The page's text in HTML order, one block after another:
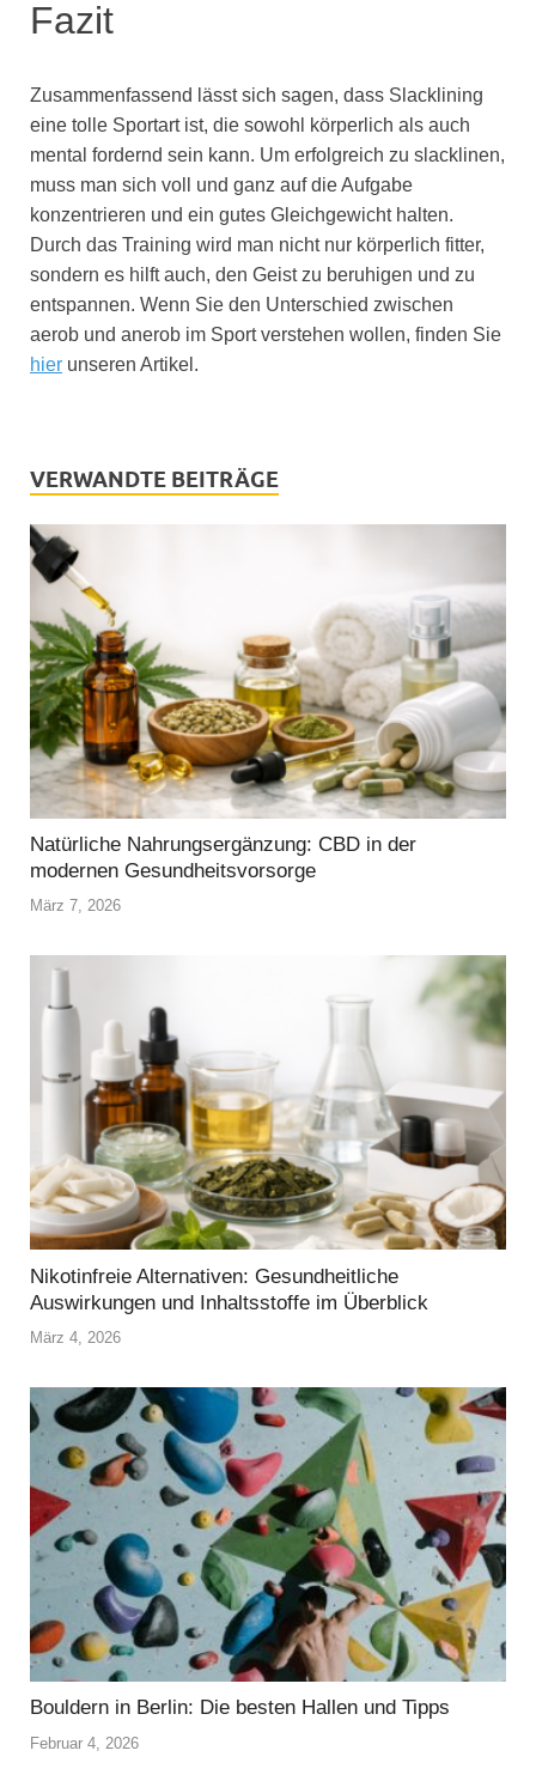
Fazit
Zusammenfassend lässt sich sagen, dass Slacklining
eine tolle Sportart ist, die sowohl körperlich als auch
mental fordernd sein kann. Um erfolgreich zu slacklinen,
muss man sich voll und ganz auf die Aufgabe
konzentrieren und ein gutes Gleichgewicht halten.
Durch das Training wird man nicht nur körperlich fitter,
sondern es hilft auch, den Geist zu beruhigen und zu
entspannen. Wenn Sie den Unterschied zwischen
aerob und anerob im Sport verstehen wollen, finden Sie
hier unseren Artikel.
VERWANDTE BEITRÄGE
Natürliche Nahrungsergänzung: CBD in der
modernen Gesundheitsvorsorge
März 7, 2026
Nikotinfreie Alternativen: Gesundheitliche
Auswirkungen und Inhaltsstoffe im Überblick
März 4, 2026
Bouldern in Berlin: Die besten Hallen und Tipps
Februar 4, 2026